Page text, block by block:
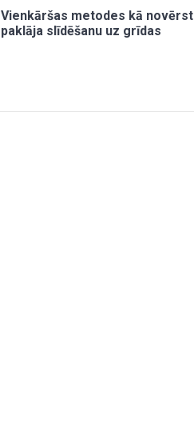
Vienkāršas metodes kā novērst
paklāja slīdēšanu uz grīdas